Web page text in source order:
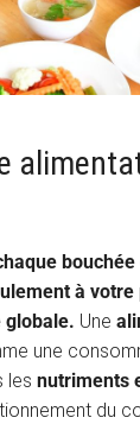
à
globale. Une
une
les nutriments
du